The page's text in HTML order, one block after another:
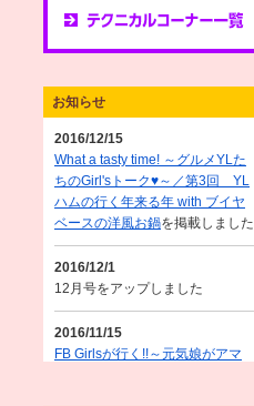
お知らせ
2016/12/15
What a tasty time! ～グルメYLた
ちのGirl'sトーク♥～／第3回 YL
ハムの行く年来る年 with ブイヤ
ベースの洋風お鍋を掲載しました
2016/12/1
12月号をアップしました
2016/11/15
FB Girlsが行く!!～元気娘がアマ